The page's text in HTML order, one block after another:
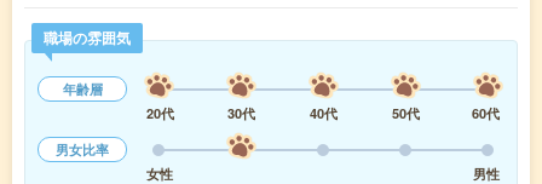
職場の雰囲気
年齢層
20代
30代 40代 50代
60代
男女比率
女性
男性